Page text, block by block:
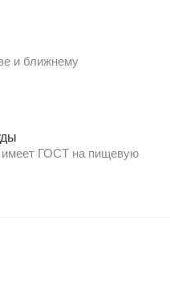
и ближнему
имеет ГОСТ на пищевую